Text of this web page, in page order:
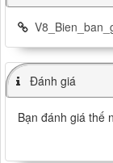
Đánh giá
Bạn đánh giá thế